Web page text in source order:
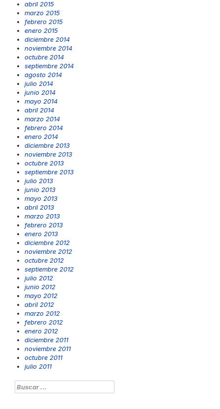
abril 2015
marzo 2015
febrero 2015
enero 2015
diciembre 2014
noviembre 2014
octubre 2014
septiembre 2014
agosto 2014
julio 2014
junio 2014
mayo 2014
abril 2014
marzo 2014
febrero 2014
enero 2014
diciembre 2013
noviembre 2013
octubre 2013
septiembre 2013
julio 2013
junio 2013
mayo 2013
abril 2013
marzo 2013
febrero 2013
enero 2013
diciembre 2012
noviembre 2012
octubre 2012
septiembre 2012
julio 2012
junio 2012
mayo 2012
abril 2012
marzo 2012
febrero 2012
enero 2012
diciembre 2011
noviembre 2011
octubre 2011
julio 2011
Buscar: